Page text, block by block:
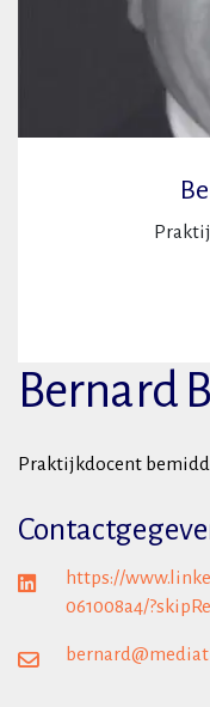
Bernard
Praktijkdocent
https://
061008a4/